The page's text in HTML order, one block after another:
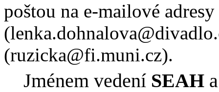
poštou na e-mailové
(lenka.dohnalova@divadlo.
(ruzicka@fi.muni.cz).
Jménem vedení SEAH